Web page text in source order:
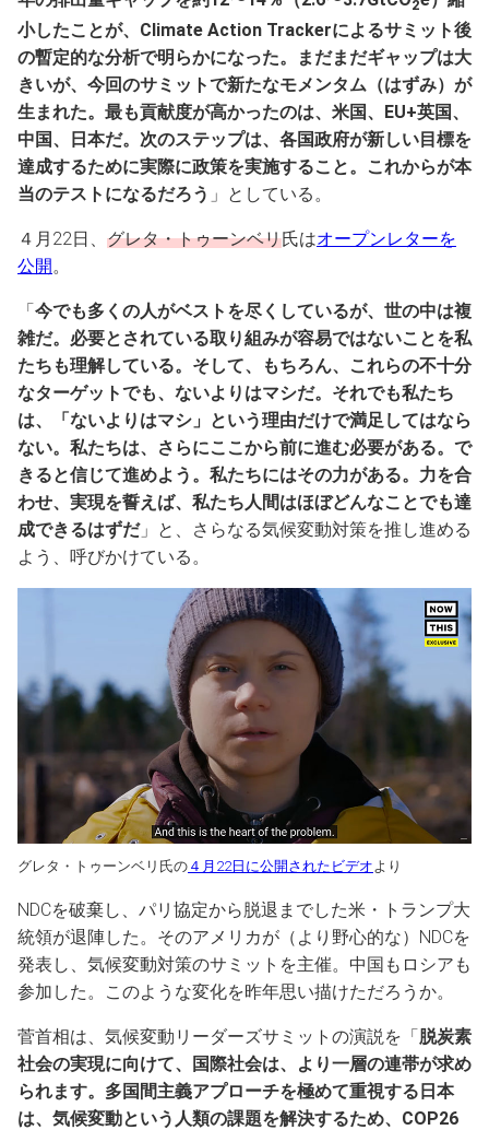
2
小したことが、Climate Action Trackerによるサミット後
の暫定的な分析で明らかになった。まだまだギャップは大
きいが、今回のサミットで新たなモメンタム（はずみ）が
生まれた。最も貢献度が高かったのは、米国、EU+英国、
中国、日本だ。次のステップは、各国政府が新しい目標を
達成するために実際に政策を実施すること。これからが本
当のテストになるだろう 」としている。
４月22日、 グレタ・トゥーンベリ氏はオープンレターを
公開。
「今でも多くの人がベストを尽くしているが、世の中は複
雑だ。必要とされている取り組みが容易ではないことを私
たちも理解している。そして、もちろん、これらの不十分
なターゲットでも、ないよりはマシだ。それでも私たち
は、「ないよりはマシ」という理由だけで満足してはなら
ない。私たちは、さらにここから前に進む必要がある。で
きると信じて進めよう。私たちにはその力がある。力を合
わせ、実現を誓えば、私たち人間はほぼどんなことでも達
成できるはずだ」と、さらなる気候変動対策を推し進める
よう、呼びかけている。
グレタ・トゥーンベリ氏の ４月22日に公開されたビデオ より
NDCを破棄し、パリ協定から脱退までした米・トランプ大
統領が退陣した。そのアメリカが（より野心的な）NDCを
発表し、気候変動対策のサミットを主催。中国もロシアも
参加した。このような変化を昨年思い描けただろうか。
菅首相は、気候変動リーダーズサミットの演説を「脱炭素
社会の実現に向けて、国際社会は、より一層の連帯が求め
られます。多国間主義アプローチを極めて重視する日本
は、気候変動という人類の課題を解決するため、COP26